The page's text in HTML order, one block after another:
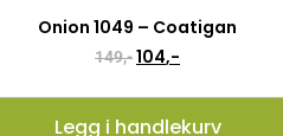
Onion 1049 – Coatigan
149,-104,-
Legg i handlekurv